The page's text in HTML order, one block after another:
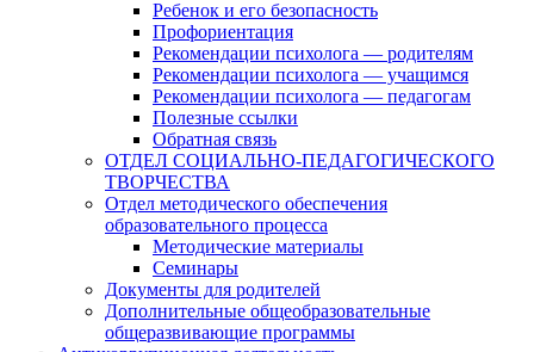
Ребенок и его безопасность
Профориентация
Рекомендации психолога — родителям
Рекомендации психолога — учащимся
Рекомендации психолога — педагогам
Полезные ссылки
Обратная связь
ОТДЕЛ СОЦИАЛЬНО-ПЕДАГОГИЧЕСКОГО
ТВОРЧЕСТВА
Отдел методического обеспечения
образовательного процесса
Методические материалы
Семинары
Документы для родителей
Дополнительные общеобразовательные
общеразвивающие программы